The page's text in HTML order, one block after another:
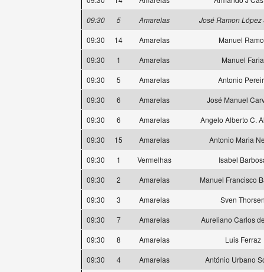
09:30
5 Amarelas
José Ramon López
09:30
14 Amarelas
Manuel
09:30
1 Amarelas
Manuel Faria
09:30
5 Amarelas
Antonio
09:30
6 Amarelas
José Manuel
09:30
6 Amarelas
Angelo Alberto C.
09:30
15 Amarelas
Antonio Maria
09:30
1 Vermelhas
Isabel
09:30
2 Amarelas
Manuel Francisco
09:30
3 Amarelas
Sven
09:30
7 Amarelas
Aureliano Carlos
09:30
8 Amarelas
Luis Ferraz
09:30
4 Amarelas
António Urbano